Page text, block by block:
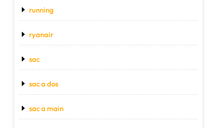
running
ryanair
sac
sac a dos
sac a main